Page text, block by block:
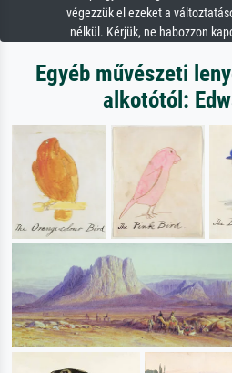
végezzük el ezeket a
nélkül. Kérjük, ne habozzon
Egyéb művészeti
alkotótól: